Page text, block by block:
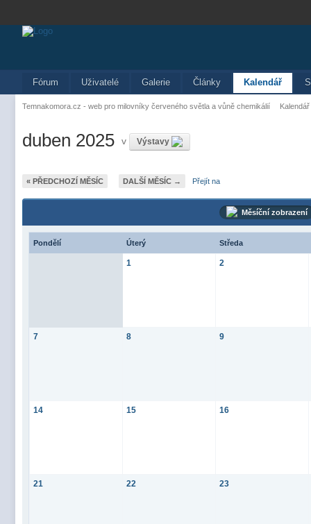
Fórum Uživatelé Galerie Články Kalendář
Temnakomora.cz - web pro milovníky červeného světla a vůně chemikálií Kalendář
duben 2025 v Výstavy
« PŘEDCHOZÍ MĚSÍC DALŠÍ MĚSÍC → Přejít na
Měsíční zobrazení
Pondělí Úterý Středa
1 2
7 8 9
14 15 16
21 22 23